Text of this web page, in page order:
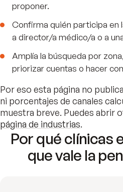
proponer.
Confirma quién participa en
a director/a médico/a o a
Amplía la búsqueda por
priorizar cuentas o hacer
Por eso esta página no
ni porcentajes de canales
muestra breve. Puedes abrir
página de industrias.
Por qué clínicas
que vale la